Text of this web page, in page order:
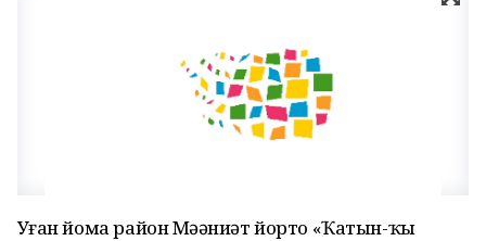
Уҙған йома район Мәҙәниәт йорто «Ҡатын-ҡыҙ